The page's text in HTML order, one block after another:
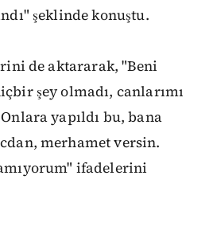
şeklinde konuştu.
de aktararak, "Beni
şey olmadı, canlarımı
yapıldı bu, bana
merhamet versin.
ifadelerini